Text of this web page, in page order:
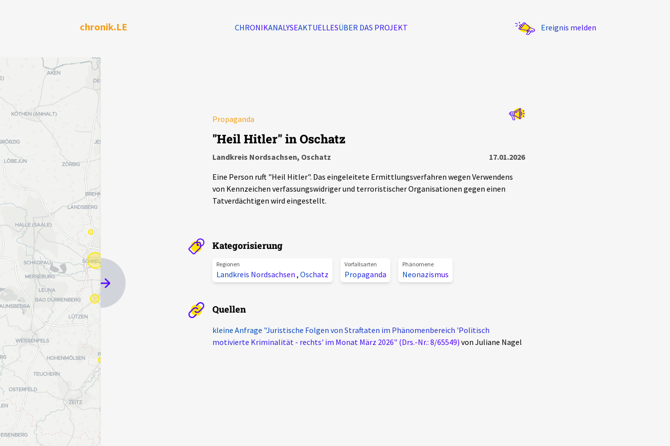
chronik.LE CHRONIKANALYSEAKTUELLESÜBER DAS PROJEKT Ereignis melden
Propaganda
"Heil Hitler" in Oschatz
Landkreis Nordsachsen, Oschatz
17.01.2026
Eine Person ruft "Heil Hitler". Das eingeleitete Ermittlungsverfahren wegen Verwendens
von Kennzeichen verfassungswidriger und terroristischer Organisationen gegen einen
Tatverdächtigen wird eingestellt.
Kategorisierung
Regionen
Landkreis Nordsachsen , Oschatz
Vorfallsarten
Propaganda
Phänomene
Neonazismus
Quellen
kleine Anfrage "Juristische Folgen von Straftaten im Phänomenbereich 'Politisch
motivierte Kriminalität - rechts' im Monat März 2026" (Drs.-Nr.: 8/65549) von Juliane Nagel